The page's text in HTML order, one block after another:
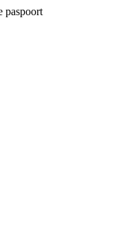
paspoort